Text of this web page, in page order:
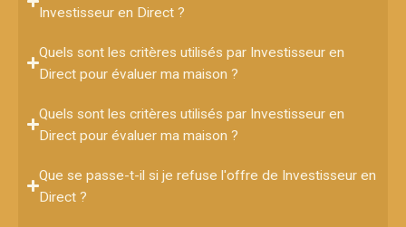
Investisseur en Direct ?
Quels sont les critères utilisés par Investisseur en
Direct pour évaluer ma maison ?
Quels sont les critères utilisés par Investisseur en
Direct pour évaluer ma maison ?
Que se passe-t-il si je refuse l'offre de Investisseur en
Direct ?